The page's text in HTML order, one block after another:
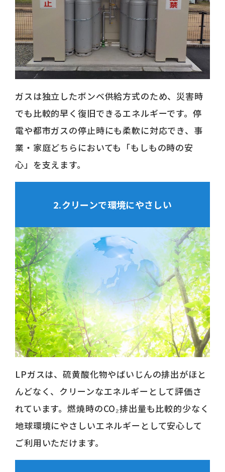
ガスは独立したボンベ供給方式のため、災害時
でも比較的早く復旧できるエネルギーです。停
電や都市ガスの停止時にも柔軟に対応でき、事
業・家庭どちらにおいても「もしもの時の安
心」を支えます。
2.クリーンで環境にやさしい
LPガスは、硫黄酸化物やばいじんの排出がほと
んどなく、クリーンなエネルギーとして評価さ
れています。燃焼時のCO₂排出量も比較的少なく
地球環境にやさしいエネルギーとして安心して
ご利用いただけます。